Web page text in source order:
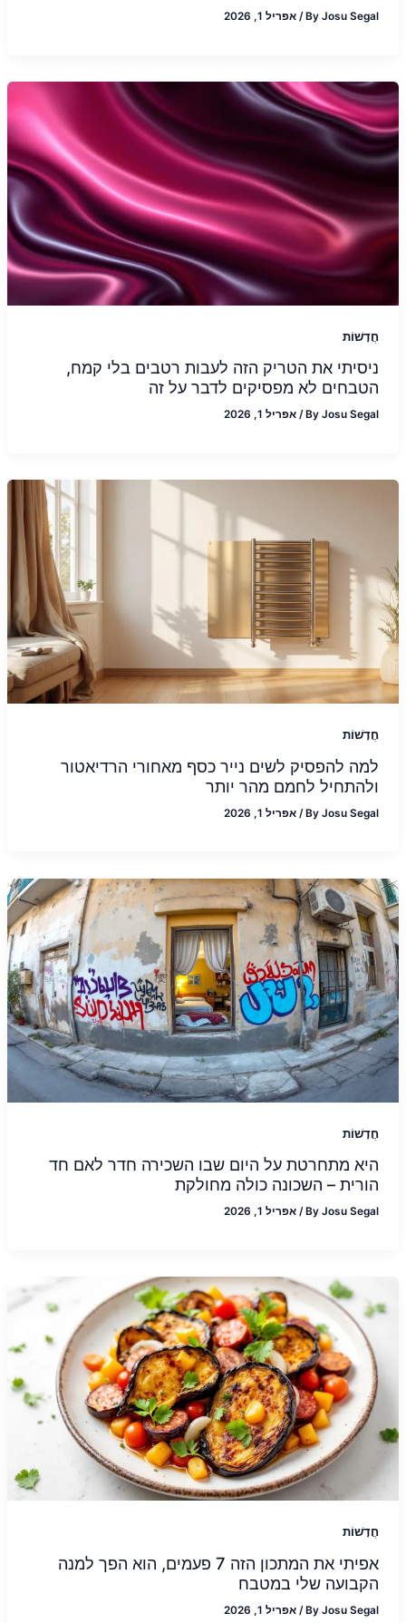
ByJosu Segal
/ אפריל 1, 2026
חֲדָשׁוֹת
ניסיתי את הטריק הזה לעבות רטבים בלי קמח,
הטבחים לא מפסיקים לדבר על זה
ByJosu Segal
/ אפריל 1, 2026
חֲדָשׁוֹת
למה להפסיק לשים נייר כסף מאחורי הרדיאטור
ולהתחיל לחמם מהר יותר
ByJosu Segal
/ אפריל 1, 2026
חֲדָשׁוֹת
היא מתחרטת על היום שבו השכירה חדר לאם חד
הורית – השכונה כולה מחולקת
ByJosu Segal
/ אפריל 1, 2026
חֲדָשׁוֹת
אפיתי את המתכון הזה 7 פעמים, הוא הפך למנה
הקבועה שלי במטבח
ByJosu Segal
/ אפריל 1, 2026